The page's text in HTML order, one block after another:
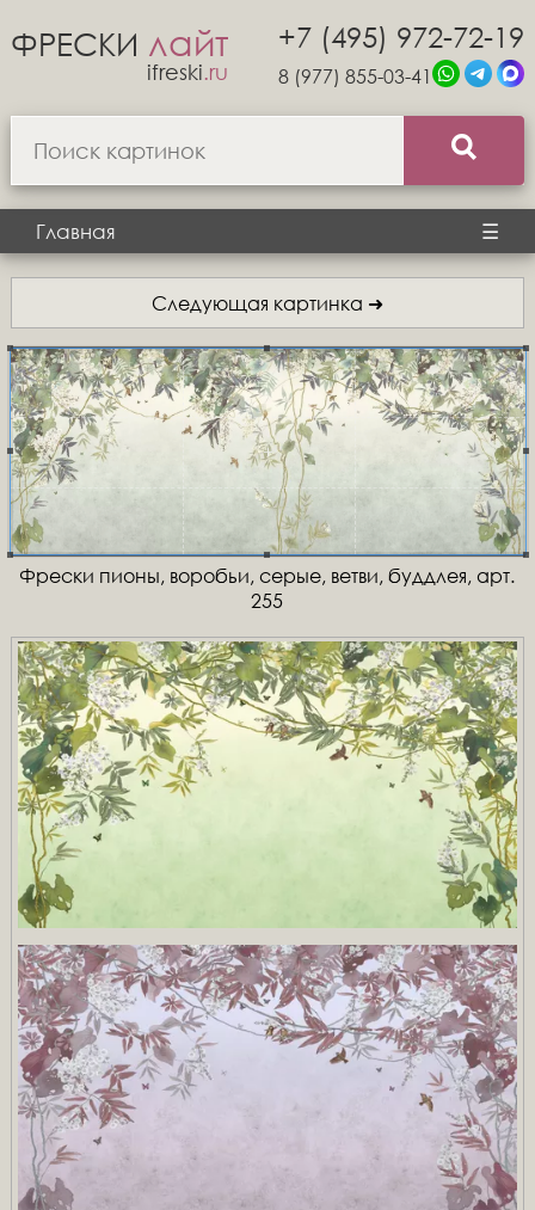
ФРЕСКИ лайт
ifreski.ru
+7 (495) 972-72-19
8 (977) 855-03-41
Главная ☰
Следующая картинка ➜
Фрески пионы, воробьи, серые, ветви, буддлея, арт.
255